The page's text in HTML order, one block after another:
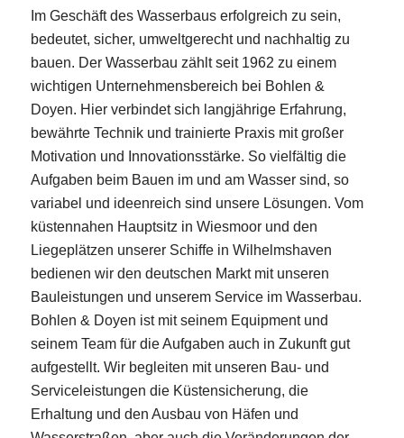
Im Geschäft des Wasserbaus erfolgreich zu sein,
bedeutet, sicher, umweltgerecht und nachhaltig zu
bauen. Der Wasserbau zählt seit 1962 zu einem
wichtigen Unternehmensbereich bei Bohlen &
Doyen. Hier verbindet sich langjährige Erfahrung,
bewährte Technik und trainierte Praxis mit großer
Motivation und Innovationsstärke. So vielfältig die
Aufgaben beim Bauen im und am Wasser sind, so
variabel und ideenreich sind unsere Lösungen. Vom
küstennahen Hauptsitz in Wiesmoor und den
Liegeplätzen unserer Schiffe in Wilhelmshaven
bedienen wir den deutschen Markt mit unseren
Bauleistungen und unserem Service im Wasserbau.
Bohlen & Doyen ist mit seinem Equipment und
seinem Team für die Aufgaben auch in Zukunft gut
aufgestellt. Wir begleiten mit unseren Bau- und
Serviceleistungen die Küstensicherung, die
Erhaltung und den Ausbau von Häfen und